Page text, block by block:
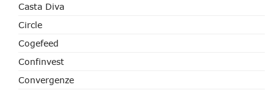
Casta Diva
Circle
Cogefeed
Confinvest
Convergenze